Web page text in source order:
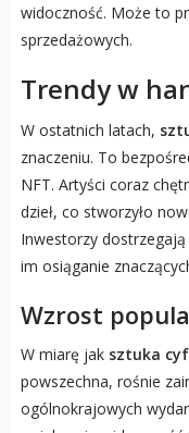
widoczność. Może to
sprzedażowych.
Trendy w
W ostatnich latach,
znaczeniu. To
NFT. Artyści coraz
dzieł, co stworzyło
Inwestorzy dostrzegają
im osiąganie
Wzrost
W miarę jak sztuka
powszechna, rośnie
ogólnokrajowych